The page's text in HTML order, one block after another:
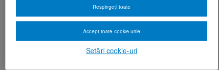
Setări cookie-uri
Respingeți toate
Accept toate cookie-urile